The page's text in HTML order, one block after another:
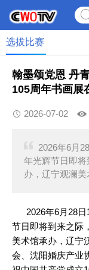
选拔比赛
翰墨颂党恩 丹
105周年书画展
2026-07-02
2026年6月
年光辉节日即
办，辽宁观澜美
2026年6月28日
节日即将到来之际
美术馆承办，辽宁
会、沈阳婚庆产业